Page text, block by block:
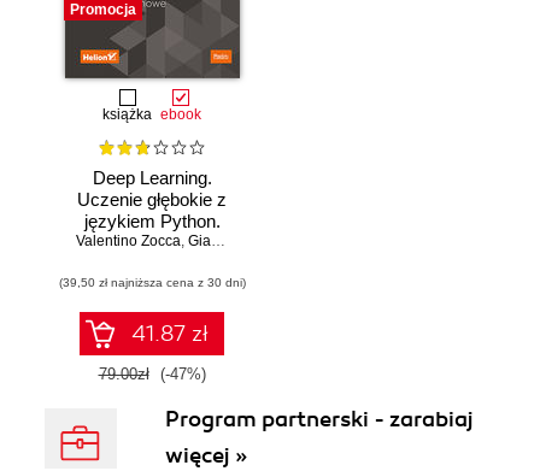
Promocja
książka ebook
Deep Learning.
Uczenie głębokie z
językiem Python.
Sztuczna
neuronowe
Valentino Zocca, Gianmario Spacagna
(39,50 zł najniższa cena z 30 dni)
41.87 zł
79.00zł (-47%)
Program partnerski - zarabiaj
więcej »